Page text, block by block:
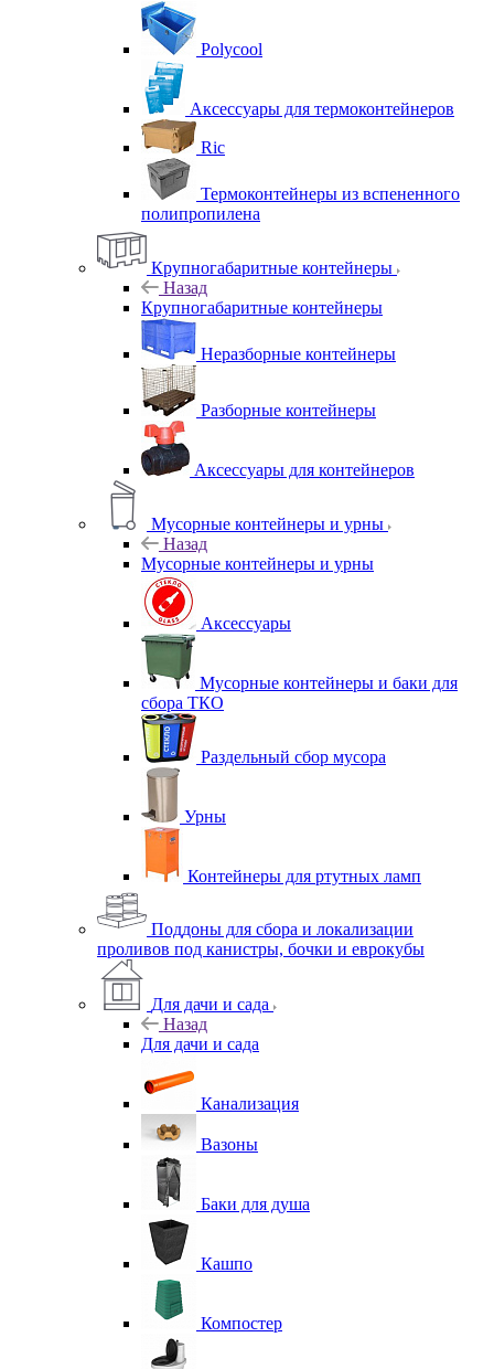
Polycool
Аксессуары для термоконтейнеров
Ric
Термоконтейнеры из вспененного
полипропилена
Крупногабаритные контейнеры
Назад
Крупногабаритные контейнеры
Неразборные контейнеры
Разборные контейнеры
Аксессуары для контейнеров
Мусорные контейнеры и урны
Назад
Мусорные контейнеры и урны
Аксессуары
Мусорные контейнеры и баки для
сбора ТКО
Раздельный сбор мусора
Урны
Контейнеры для ртутных ламп
Поддоны для сбора и локализации
проливов под канистры, бочки и еврокубы
Для дачи и сада
Назад
Для дачи и сада
Канализация
Вазоны
Баки для душа
Кашпо
Компостер